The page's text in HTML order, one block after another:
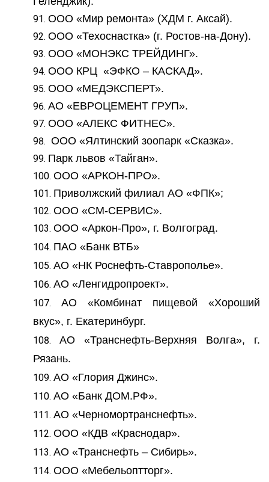
ООО «Мир ремонта» (ХДМ г. Аксай).
ООО «Техоснастка» (г. Ростов-на-Дону).
ООО «МОНЭКС ТРЕЙДИНГ».
ООО КРЦ «ЭФКО – КАСКАД».
ООО «МЕДЭКСПЕРТ».
АО «ЕВРОЦЕМЕНТ ГРУП».
ООО «АЛЕКС ФИТНЕС».
ООО «Ялтинский зоопарк «Сказка».
Парк львов «Тайган».
ООО «АРКОН-ПРО».
Приволжский филиал АО «ФПК»;
ООО «СМ-СЕРВИС».
ООО «Аркон-Про», г. Волгоград.
ПАО «Банк ВТБ»
АО «НК Роснефть-Ставрополье».
АО «Ленгидропроект».
АО «Комбинат пищевой «Хороший
вкус», г. Екатеринбург.
АО «Транснефть-Верхняя Волга», г.
Рязань.
АО «Глория Джинс».
АО «Банк ДОМ.РФ».
АО «Черномортранснефть».
ООО «КДВ «Краснодар».
АО «Транснефть – Сибирь».
ООО «Мебельоптторг».